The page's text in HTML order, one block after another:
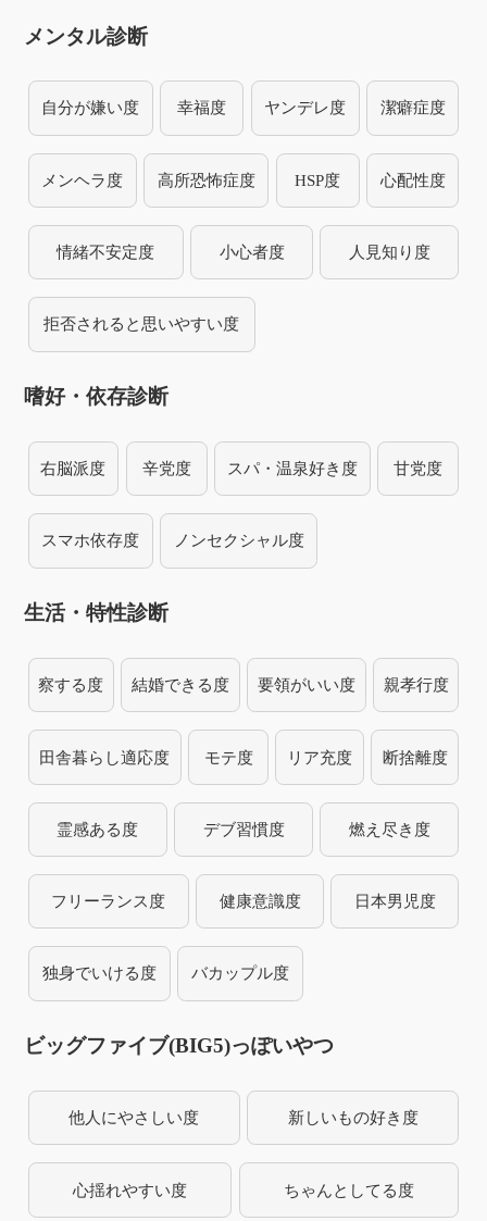
メンタル診断
自分が嫌い度 幸福度 ヤンデレ度 潔癖症度
メンヘラ度 高所恐怖症度 HSP度 心配性度
情緒不安定度 小心者度 人見知り度
拒否されると思いやすい度
嗜好・依存診断
右脳派度 辛党度 スパ・温泉好き度 甘党度
スマホ依存度 ノンセクシャル度
生活・特性診断
察する度 結婚できる度 要領がいい度 親孝行度
田舎暮らし適応度 モテ度 リア充度 断捨離度
霊感ある度 デブ習慣度 燃え尽き度
フリーランス度 健康意識度 日本男児度
独身でいける度 バカップル度
ビッグファイブ(BIG5)っぽいやつ
他人にやさしい度 新しいもの好き度
心揺れやすい度 ちゃんとしてる度